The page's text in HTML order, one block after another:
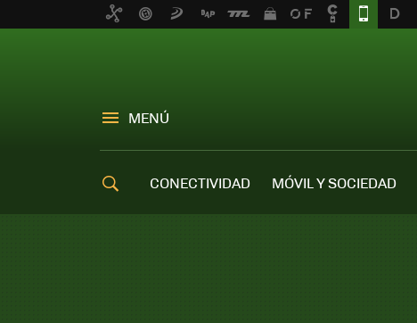
MENÚ
CONECTIVIDAD MÓVIL Y SOCIEDAD